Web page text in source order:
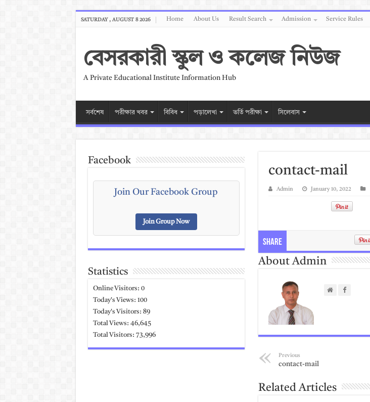
SATURDAY , AUGUST 8 2026 Home About Us Result Search Admission Service Rules
বেসরকারী স্কুল ও কলেজ নিউজ
A Private Educational Institute Information Hub
সর্বশেষ পরীক্ষার খবর বিবিধ পড়ালেখা ভর্তি পরীক্ষা সিলেবাস
contact-mail
Admin January 10, 2022
Share
About Admin
Previous
contact-mail
Related Articles
Facebook
Join Our Facebook Group
Join Group Now
Statistics
Online Visitors: 0
Today's Views: 100
Today's Visitors: 89
Total Views: 46,645
Total Visitors: 73,996